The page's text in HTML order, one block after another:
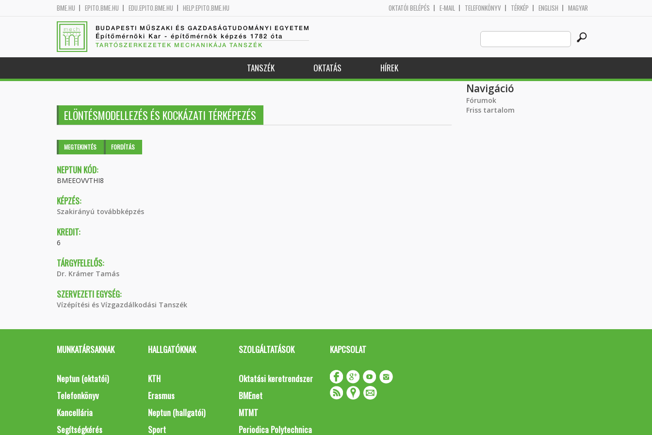
BME.HU EPITO.BME.HU EDU.EPITO.BME.HU HELP.EPITO.BME.HU OKTATÓI BELÉPÉS E-MAIL TELEFONKÖNYV TÉRKÉP ENGLISH MAGYAR
BUDAPESTI MŰSZAKI ÉS GAZDASÁGTUDOMÁNYI EGYETEM
Építőmérnöki Kar - építőmérnök képzés 1782 óta
TARTÓSZERKEZETEK MECHANIKÁJA TANSZÉK
Search
this
site
TANSZÉK OKTATÁS HÍREK
ELÖNTÉSMODELLEZÉS ÉS KOCKÁZATI TÉRKÉPEZÉS
Elsődleges fülek
MEGTEKINTÉS (AKTÍVFORDÍTÁS
NEPTUN KÓD:
BMEEOVVTHI8
KÉPZÉS:
Szakirányú továbbképzés
KREDIT:
6
TÁRGYFELELŐS:
Dr. Krámer Tamás
SZERVEZETI EGYSÉG:
Vízépítési és Vízgazdálkodási Tanszék
Navigáció
Fórumok
Friss tartalom
MUNKATÁRSAKNAK
Neptun (oktatói)
Telefonkönyv
Kancellária
Segítségkérés
HALLGATÓKNAK
KTH
Erasmus
Neptun (hallgatói)
Sport
SZOLGÁLTATÁSOK
Oktatási keretrendszer
BMEnet
MTMT
Periodica Polytechnica
KAPCSOLAT